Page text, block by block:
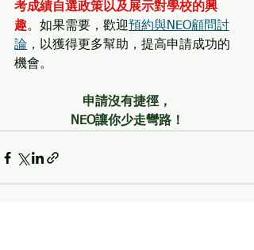
考成績自選政策以及展示對學校的興
趣。如果需要，歡迎預約與NEO顧問討
論 ，以獲得更多幫助，提高申請成功的
機會。
申請沒有捷徑，
NEO讓你少走彎路！